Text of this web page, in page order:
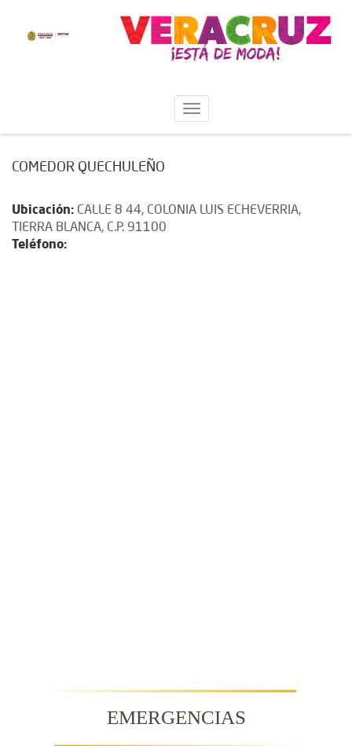
COMEDOR QUECHULEÑO
Ubicación: CALLE 8 44, COLONIA LUIS ECHEVERRIA,
TIERRA BLANCA, C.P. 91100
Teléfono:
EMERGENCIAS